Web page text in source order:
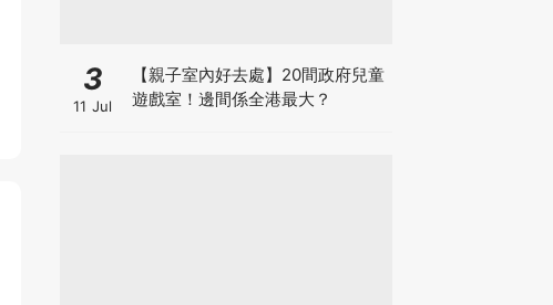
3
11 Jul
【親子室內好去處】20間政府兒童
遊戲室！邊間係全港最大？